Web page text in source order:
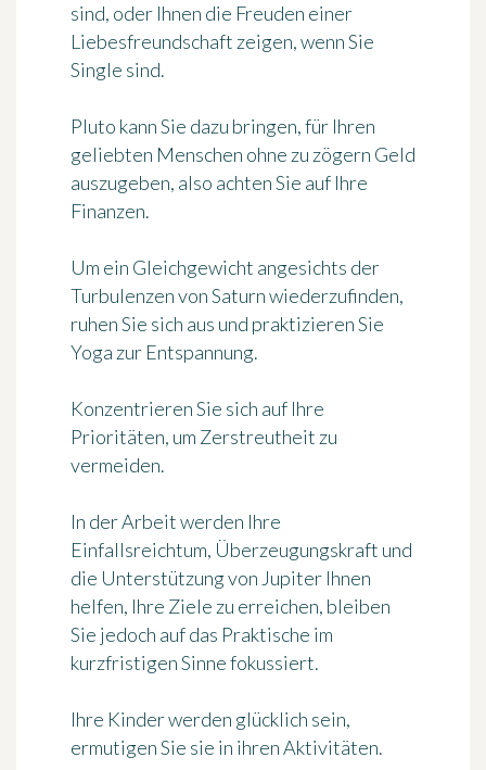
sind, oder Ihnen die Freuden einer
Liebesfreundschaft zeigen, wenn Sie
Single sind.
Pluto kann Sie dazu bringen, für Ihren
geliebten Menschen ohne zu zögern Geld
auszugeben, also achten Sie auf Ihre
Finanzen.
Um ein Gleichgewicht angesichts der
Turbulenzen von Saturn wiederzufinden,
ruhen Sie sich aus und praktizieren Sie
Yoga zur Entspannung.
Konzentrieren Sie sich auf Ihre
Prioritäten, um Zerstreutheit zu
vermeiden.
In der Arbeit werden Ihre
Einfallsreichtum, Überzeugungskraft und
die Unterstützung von Jupiter Ihnen
helfen, Ihre Ziele zu erreichen, bleiben
Sie jedoch auf das Praktische im
kurzfristigen Sinne fokussiert.
Ihre Kinder werden glücklich sein,
ermutigen Sie sie in ihren Aktivitäten.